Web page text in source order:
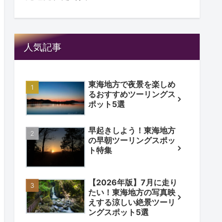
人気記事
東海地方で夜景を楽しめ
るおすすめツーリングス
ポット5選
早起きしよう！東海地方
の早朝ツーリングスポッ
ト特集
【2026年版】7月に走り
たい！東海地方の写真映
えする涼しい絶景ツーリ
ングスポット5選